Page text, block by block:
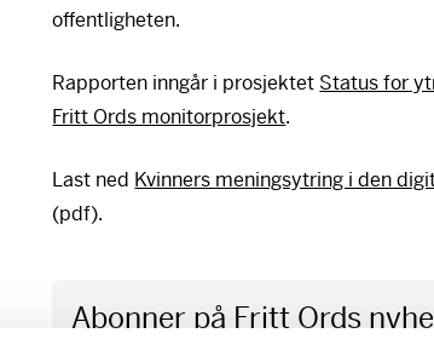
offentligheten.
Rapporten inngår i prosjektet Status for
Fritt Ords monitorprosjekt.
Last ned Kvinners meningsytring i den
(pdf).
Abonner på Fritt Ords